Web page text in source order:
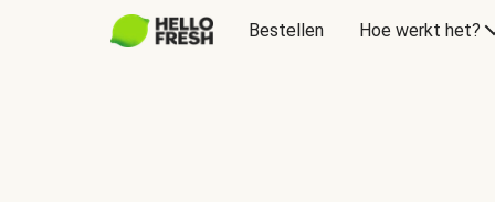
Bestellen Hoe werkt het?